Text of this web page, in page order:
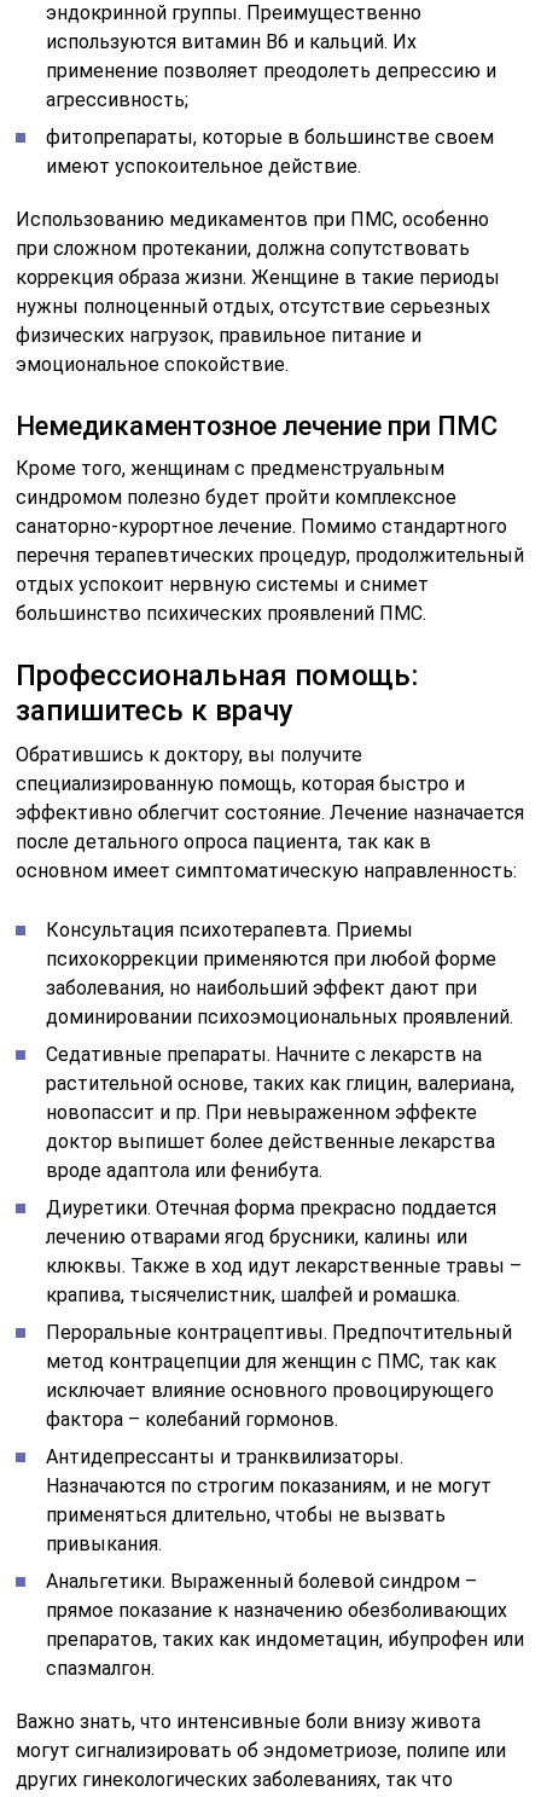
эндокринной группы. Преимущественно
используются витамин В6 и кальций. Их
применение позволяет преодолеть депрессию и
агрессивность;
фитопрепараты, которые в большинстве своем
имеют успокоительное действие.
Использованию медикаментов при ПМС, особенно
при сложном протекании, должна сопутствовать
коррекция образа жизни. Женщине в такие периоды
нужны полноценный отдых, отсутствие серьезных
физических нагрузок, правильное питание и
эмоциональное спокойствие.
Немедикаментозное лечение при ПМС
Кроме того, женщинам с предменструальным
синдромом полезно будет пройти комплексное
санаторно-курортное лечение. Помимо стандартного
перечня терапевтических процедур, продолжительный
отдых успокоит нервную системы и снимет
большинство психических проявлений ПМС.
Профессиональная помощь:
запишитесь к врачу
Обратившись к доктору, вы получите
специализированную помощь, которая быстро и
эффективно облегчит состояние. Лечение назначается
после детального опроса пациента, так как в
основном имеет симптоматическую направленность:
Консультация психотерапевта. Приемы
психокоррекции применяются при любой форме
заболевания, но наибольший эффект дают при
доминировании психоэмоциональных проявлений.
Седативные препараты. Начните с лекарств на
растительной основе, таких как глицин, валериана,
новопассит и пр. При невыраженном эффекте
доктор выпишет более действенные лекарства
вроде адаптола или фенибута.
Диуретики. Отечная форма прекрасно поддается
лечению отварами ягод брусники, калины или
клюквы. Также в ход идут лекарственные травы –
крапива, тысячелистник, шалфей и ромашка.
Пероральные контрацептивы. Предпочтительный
метод контрацепции для женщин с ПМС, так как
исключает влияние основного провоцирующего
фактора – колебаний гормонов.
Антидепрессанты и транквилизаторы.
Назначаются по строгим показаниям, и не могут
применяться длительно, чтобы не вызвать
привыкания.
Анальгетики. Выраженный болевой синдром –
прямое показание к назначению обезболивающих
препаратов, таких как индометацин, ибупрофен или
спазмалгон.
Важно знать, что интенсивные боли внизу живота
могут сигнализировать об эндометриозе, полипе или
других гинекологических заболеваниях, так что